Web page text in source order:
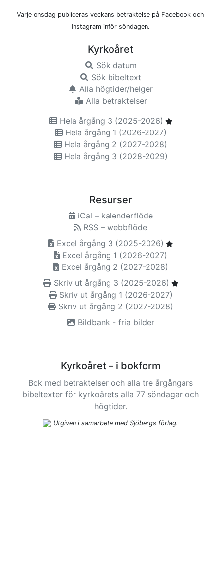
Varje onsdag publiceras veckans betraktelse på Facebook och
Instagram inför söndagen.
Kyrkoåret
Sök datum
Sök bibeltext
Alla högtider/helger
Alla betraktelser
Hela årgång 3 (2025-2026)
Hela årgång 1 (2026-2027)
Hela årgång 2 (2027-2028)
Hela årgång 3 (2028-2029)
Resurser
iCal – kalenderflöde
RSS – webbflöde
Excel årgång 3 (2025-2026)
Excel årgång 1 (2026-2027)
Excel årgång 2 (2027-2028)
Skriv ut årgång 3 (2025-2026)
Skriv ut årgång 1 (2026-2027)
Skriv ut årgång 2 (2027-2028)
Bildbank - fria bilder
Kyrkoåret – i bokform
Bok med betraktelser och alla tre årgångars
bibeltexter för kyrkoårets alla 77 söndagar och
högtider.
Utgiven i samarbete med Sjöbergs förlag.